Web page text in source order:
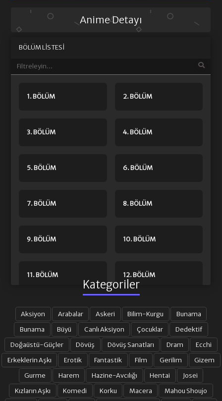
Anime Detayı
BÖLÜM LISTESI
1. BÖLÜM 2. BÖLÜM
3. BÖLÜM 4. BÖLÜM
5. BÖLÜM 6. BÖLÜM
7. BÖLÜM 8. BÖLÜM
9. BÖLÜM 10. BÖLÜM
11. BÖLÜM 12. BÖLÜM
13. BÖLÜM 14. BÖLÜM
15. BÖLÜM 16. BÖLÜM
17. BÖLÜM 18. BÖLÜM
Kategoriler
Aksiyon Arabalar Askeri Bilim-Kurgu
Bunama
Bunama
Büyü Canlı Aksiyon Çocuklar
Dedektif
Doğaüstü-Güçler
Dövüş Dövüş Sanatları Dram
Ecchi
Erkeklerin Aşkı
Erotik Fantastik Film Gerilim
Gizem
Gurme
Harem Hazine-Avcılığı Hentai
Josei
Kızların Aşkı
Komedi Korku Macera Mahou Shoujo